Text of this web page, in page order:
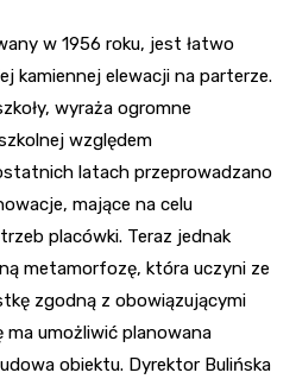
w 1956 roku, jest łatwo
kamiennej elewacji na parterze.
wyraża ogromne
względem
latach przeprowadzano
mające na celu
placówki. Teraz jednak
metamorfozę, która uczyni ze
zgodną z obowiązującymi
ma umożliwić planowana
obiektu. Dyrektor Bulińska